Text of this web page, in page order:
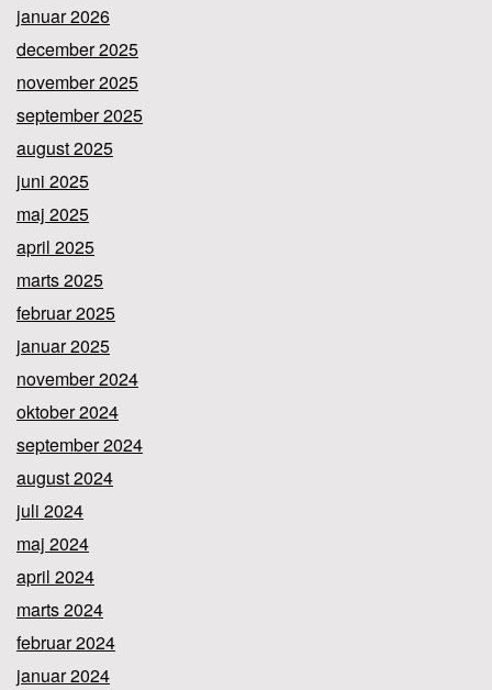
januar 2026
december 2025
november 2025
september 2025
august 2025
juni 2025
maj 2025
april 2025
marts 2025
februar 2025
januar 2025
november 2024
oktober 2024
september 2024
august 2024
juli 2024
maj 2024
april 2024
marts 2024
februar 2024
januar 2024